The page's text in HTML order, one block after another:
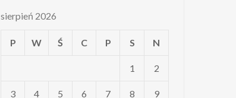
sierpień 2026
P W Ś C P S N
1 2
3 4 5 6 7 8 9